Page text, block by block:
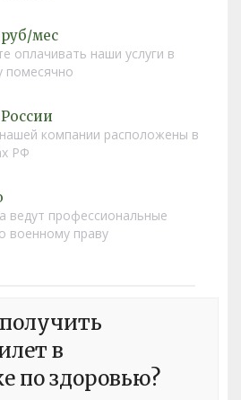
мес
оплачивать наши услуги в
помесячно
компании расположены в
РФ
ведут профессиональные
военному праву
в
по здоровью?